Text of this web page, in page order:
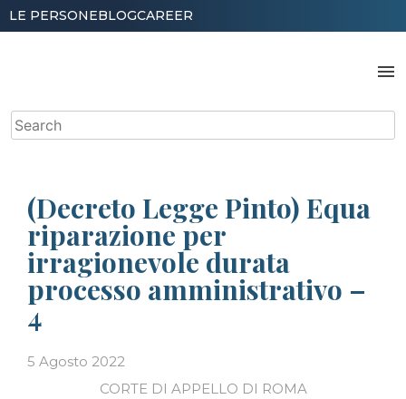
Skip
to
LE PERSONEBLOGCAREER
menu
Search
for:
(Decreto Legge Pinto) Equa
riparazione per
irragionevole durata
processo amministrativo –
4
5 Agosto 2022
CORTE DI APPELLO DI ROMA